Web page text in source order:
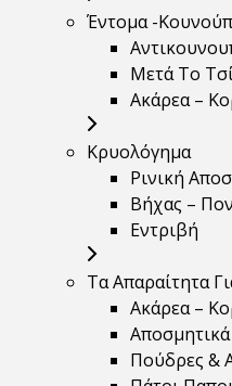
Έντομα -
Μετά Το
Ακάρεα –
Κρυολόγημα
Ρινική
Βήχας –
Εντριβή
Τα Απαραίτητα
Ακάρεα –
Αποσμητικά
Πούδρες &